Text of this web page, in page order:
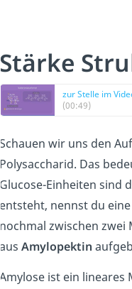
Stärke
zur Stelle im
(00:49)
Schauen wir uns den
Polysaccharid. Das
Glucose-Einheiten sind
entsteht, nennst du eine
nochmal zwischen zwei
aus Amylopektin
Amylose ist ein